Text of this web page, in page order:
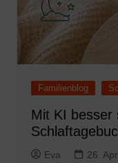
Familienblog
Mit KI besser
Eva 26.